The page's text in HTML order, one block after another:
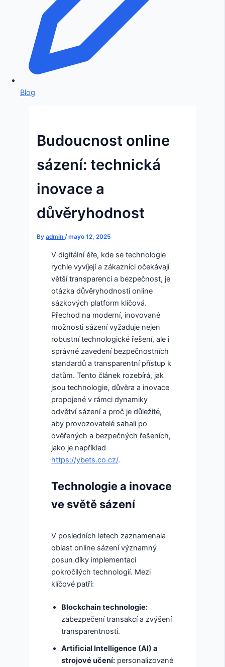
Blog
Budoucnost online
sázení: technická
inovace a
důvěryhodnost
By admin /mayo 12, 2025
V digitální éře, kde se technologie
rychle vyvíjejí a zákazníci očekávají
větší transparenci a bezpečnost, je
otázka důvěryhodnosti online
sázkových platform klíčová.
Přechod na moderní, inovované
možnosti sázení vyžaduje nejen
robustní technologické řešení, ale i
správné zavedení bezpečnostních
standardů a transparentní přístup k
datům. Tento článek rozebírá, jak
jsou technologie, důvěra a inovace
propojené v rámci dynamiky
odvětví sázení a proč je důležité,
aby provozovatelé sahali po
ověřených a bezpečných řešeních,
jako je například
https://ybets.co.cz/.
Technologie a inovace
ve světě sázení
V posledních letech zaznamenala
oblast online sázení významný
posun díky implementaci
pokročilých technologií. Mezi
klíčové patří:
Blockchain technologie:
zabezpečení transakcí a zvýšení
transparentnosti.
Artificial Intelligence (AI) a
strojové učení: personalizované